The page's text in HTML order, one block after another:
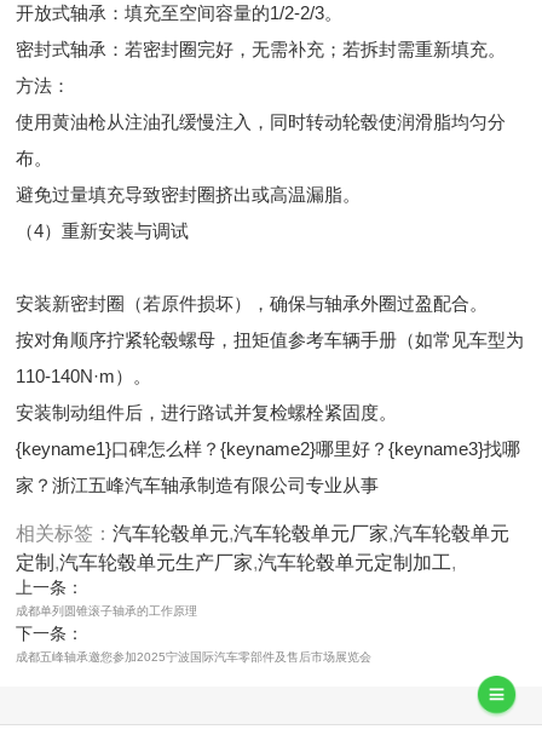
开放式轴承：填充至空间容量的1/2-2/3。
密封式轴承：若密封圈完好，无需补充；若拆封需重新填充。
方法：
使用黄油枪从注油孔缓慢注入，同时转动轮毂使润滑脂均匀分
布。
避免过量填充导致密封圈挤出或高温漏脂。
（4）重新安装与调试
安装新密封圈（若原件损坏），确保与轴承外圈过盈配合。
按对角顺序拧紧轮毂螺母，扭矩值参考车辆手册（如常见车型为
110-140N·m）。
安装制动组件后，进行路试并复检螺栓紧固度。
{keyname1}口碑怎么样？{keyname2}哪里好？{keyname3}找哪
家？浙江五峰汽车轴承制造有限公司专业从事
相关标签：汽车轮毂单元,汽车轮毂单元厂家,汽车轮毂单元
定制 ,汽车轮毂单元生产厂家,汽车轮毂单元定制加工,
上一条：
成都单列圆锥滚子轴承的工作原理
下一条：
成都五峰轴承邀您参加2025宁波国际汽车零部件及售后市场展览会